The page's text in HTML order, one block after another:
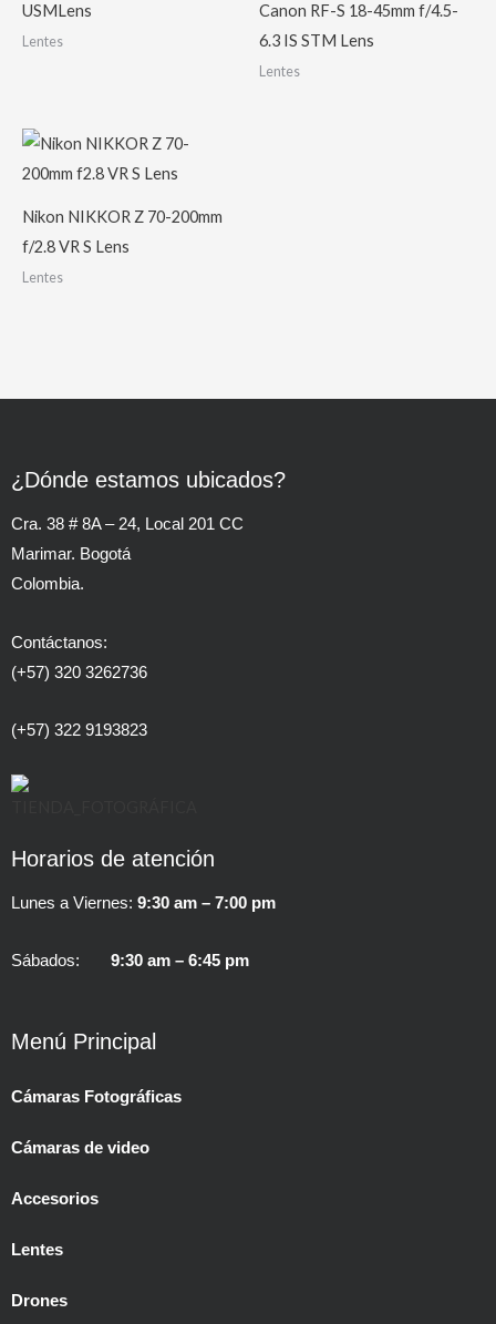
USMLens
Lentes
Canon RF-S 18-45mm f/4.5-
6.3 IS STM Lens
Lentes
Nikon NIKKOR Z 70-200mm
f/2.8 VR S Lens
Lentes
¿Dónde estamos ubicados?
Cra. 38 # 8A – 24, Local 201 CC
Marimar. Bogotá
Colombia.
Contáctanos:
(+57) 320 3262736
(+57) 322 9193823
Horarios de atención
Lunes a Viernes: 9:30 am – 7:00 pm
Sábados: 9:30 am – 6:45 pm
Menú Principal
Cámaras Fotográficas
Cámaras de video
Accesorios
Lentes
Drones